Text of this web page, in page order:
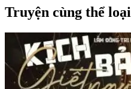
Truyện cùng thể loại